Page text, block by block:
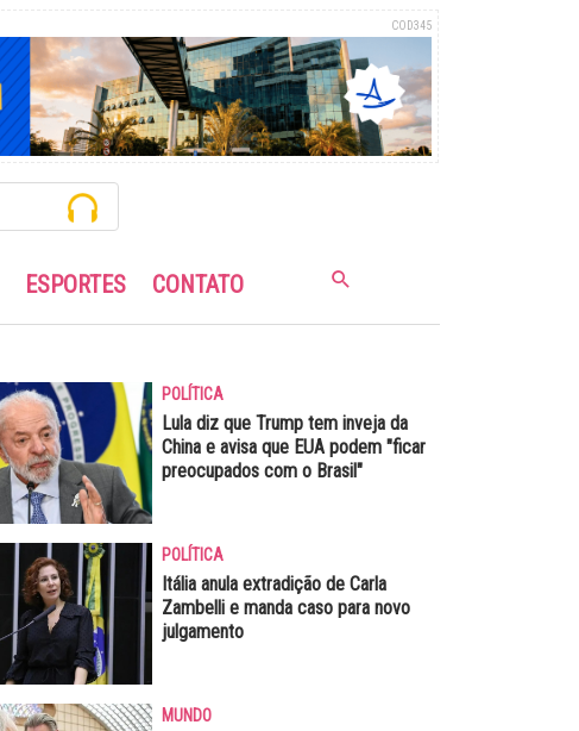
COD345
ESPORTES CONTATO
POLÍTICA
Lula diz que Trump tem inveja da
China e avisa que EUA podem "ficar
preocupados com o Brasil"
POLÍTICA
Itália anula extradição de Carla
Zambelli e manda caso para novo
julgamento
MUNDO